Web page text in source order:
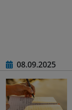
08.09.2025